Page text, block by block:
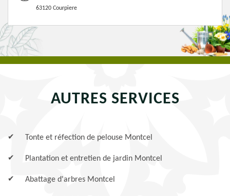
63120 Courpiere
AUTRES SERVICES
Tonte et réfection de pelouse Montcel
Plantation et entretien de jardin Montcel
Abattage d'arbres Montcel